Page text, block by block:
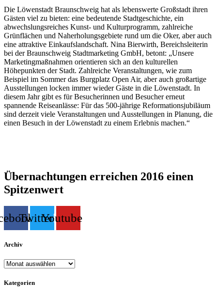
Die Löwenstadt Braunschweig hat als lebenswerte Großstadt ihren
Gästen viel zu bieten: eine bedeutende Stadtgeschichte, ein
abwechslungsreiches Kunst- und Kulturprogramm, zahlreiche
Grünflächen und Naherholungsgebiete rund um die Oker, aber auch
eine attraktive Einkaufslandschaft. Nina Bierwirth, Bereichsleiterin
bei der Braunschweig Stadtmarketing GmbH, betont: „Unsere
Marketingmaßnahmen orientieren sich an den kulturellen
Höhepunkten der Stadt. Zahlreiche Veranstaltungen, wie zum
Beispiel im Sommer das Burgplatz Open Air, aber auch großartige
Ausstellungen locken immer wieder Gäste in die Löwenstadt. In
diesem Jahr gibt es für Besucherinnen und Besucher erneut
spannende Reiseanlässe: Für das 500-jährige Reformationsjubiläum
sind derzeit viele Veranstaltungen und Ausstellungen in Planung, die
einen Besuch in der Löwenstadt zu einem Erlebnis machen.“
Übernachtungen erreichen 2016 einen
Spitzenwert
TwitterYoutube
Archiv
Archiv
Kategorien